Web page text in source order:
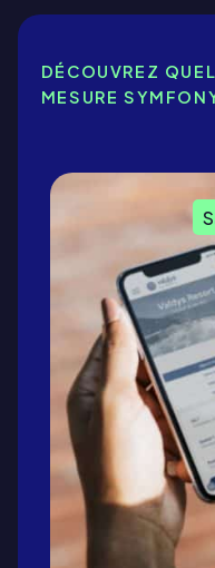
DÉCOUVREZ
MESURE